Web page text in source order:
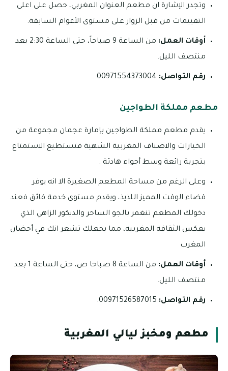
وتجدر الإشارة ان مطعم العنوان المغربي، حصل على اعلى
التقييمات من قبل الزوار على مستوى الأعوام السابقة.
أوقات العمل:
من الساعة 9 صباحاً، حتى الساعة 2:30 بعد
منتصف الليل.
رقم التواصل:
مطعم مملكة الطواجين
يقدم مطعم مملكة الطواجين بإمارة عجمان مجموعة من
الخيارات والاصناف المغربية الشهية فتستطيع الاستمتاع
بتجربة رائعة وسط أجواء هادئة .
وعلى الرغم من مساحة المطعم الصغيرة الا انه يوفر
قضاء الوقت المميز اللذيذ، ويقدم مستوى خدمة فائق فعند
دخولك المطعم تنغمر بالجو الساحر والديكور الزاهي الذي
يعكس الثقافة المغربية، مما يجعلك تشعر انك في أحضان
المغرب
أوقات العمل:
من الساعة 8 صباحا ص، حتى الساعة 1 بعد
منتصف الليل.
رقم التواصل:
مطعم ومخبز ليالي المغربية